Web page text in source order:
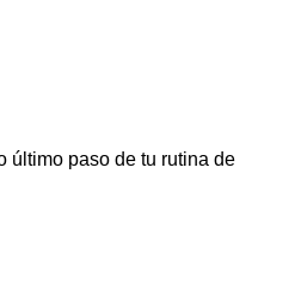
último paso de tu rutina de